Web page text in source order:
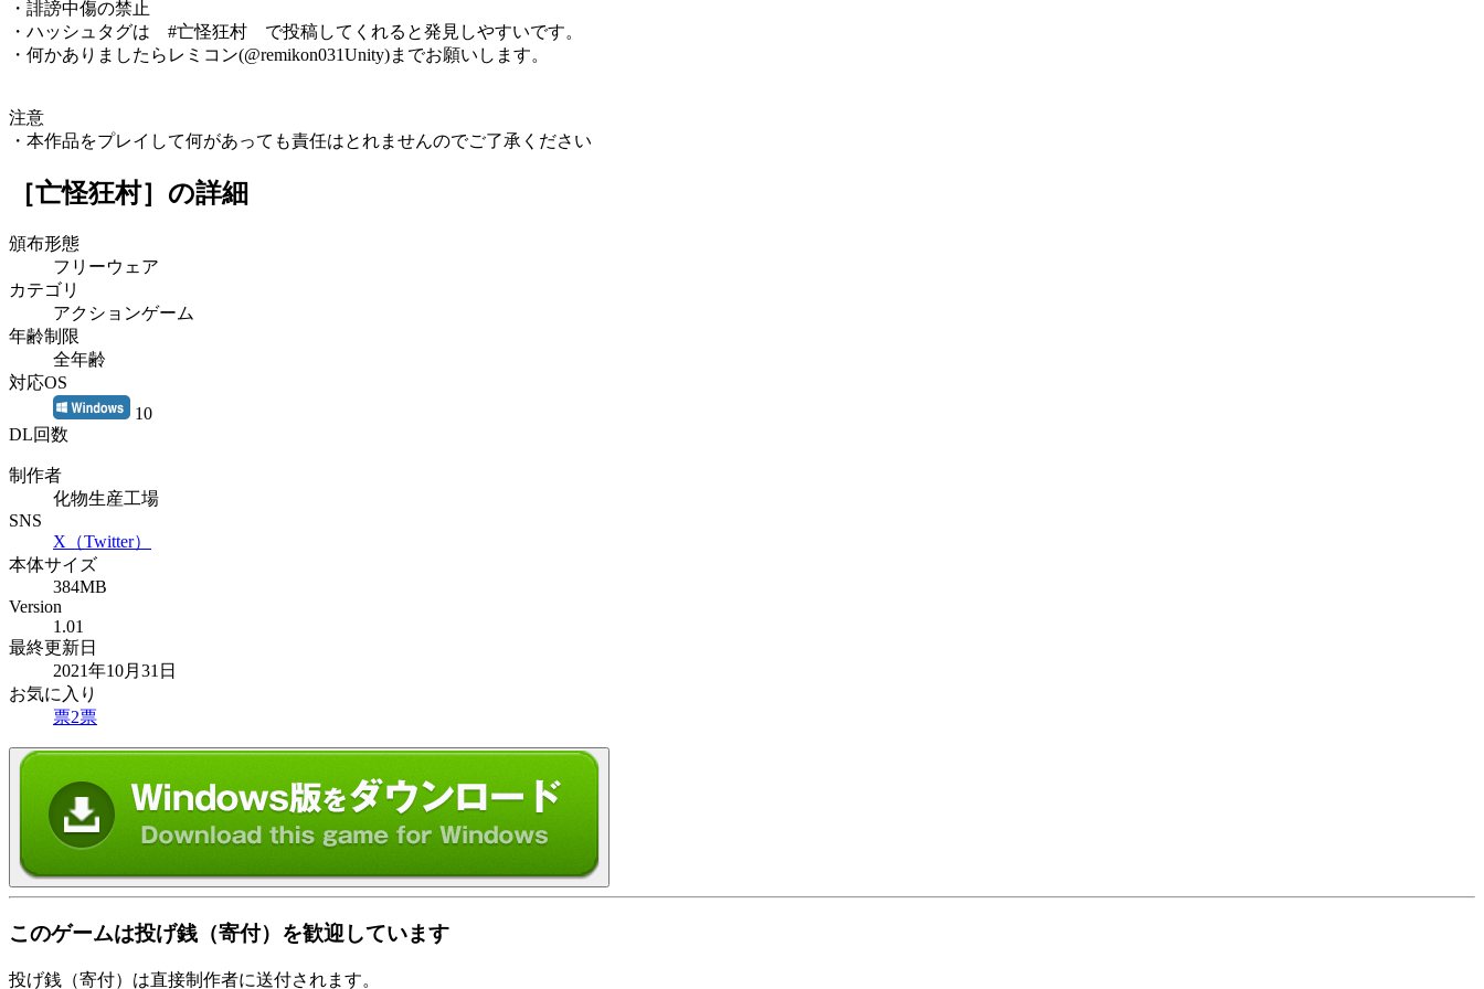
・誹謗中傷の禁止
・ハッシュタグは #亡怪狂村 で投稿してくれると発見しやすいです。
・何かありましたらレミコン(@remikon031Unity)までお願いします。
注意
・本作品をプレイして何があっても責任はとれませんのでご了承ください
［亡怪狂村］ の詳細
頒布形態
フリーウェア
カテゴリ
アクションゲーム
年齢制限
全年齢
対応OS
10
DL回数
制作者
化物生産工場
SNS
X（Twitter）
本体サイズ
384MB
Version
1.01
最終更新日
2021年10月31日
お気に入り
票2票
このゲームは投げ銭（寄付）を歓迎しています
投げ銭（寄付）は直接制作者に送付されます。